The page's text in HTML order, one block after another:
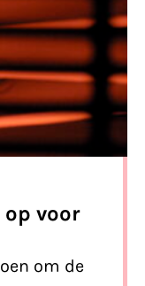
voor
om de